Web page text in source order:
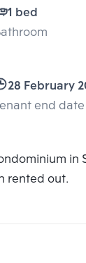
1 bed
28 February
end date
rented out.